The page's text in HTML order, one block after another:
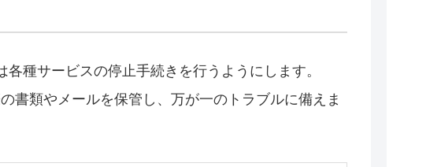
各種サービスの停止手続きを行うようにします。
書類やメールを保管し、万が一のトラブルに備えま